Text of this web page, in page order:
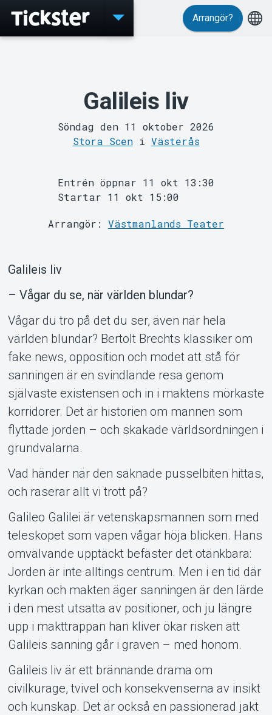
MyTickster
Support
Om Tickster
Arrangör?
Galileis liv
Söndag den 11 oktober 2026
Stora Sceni Västerås
Entrén öppnar 11 okt 13:30
Startar 11 okt 15:00
Arrangör: Västmanlands Teater
Galileis liv
– Vågar du se, när världen blundar?
Vågar du tro på det du ser, även när hela
världen blundar? Bertolt Brechts klassiker om
fake news, opposition och modet att stå för
sanningen är en svindlande resa genom
självaste existensen och in i maktens mörkaste
korridorer. Det är historien om mannen som
flyttade jorden – och skakade världsordningen i
grundvalarna.
Vad händer när den saknade pusselbiten hittas,
och raserar allt vi trott på?
Galileo Galilei är vetenskapsmannen som med
teleskopet som vapen vågar höja blicken. Hans
omvälvande upptäckt befäster det otänkbara:
Jorden är inte alltings centrum. Men i en tid där
kyrkan och makten äger sanningen är den lärde
i den mest utsatta av positioner, och ju längre
upp i makttrappan han kliver ökar risken att
Galileis sanning går i graven – med honom.
Galileis liv är ett brännande drama om
civilkurage, tvivel och konsekvenserna av insikt
och kunskap. Det är också en passionerad jakt